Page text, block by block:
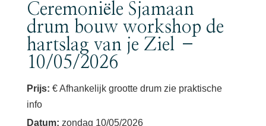
Ceremoniële Sjamaan
drum bouw workshop de
hartslag van je Ziel –
10/05/2026
Prijs: € Afhankelijk grootte drum zie praktische
info
Datum: zondag 10/05/2026